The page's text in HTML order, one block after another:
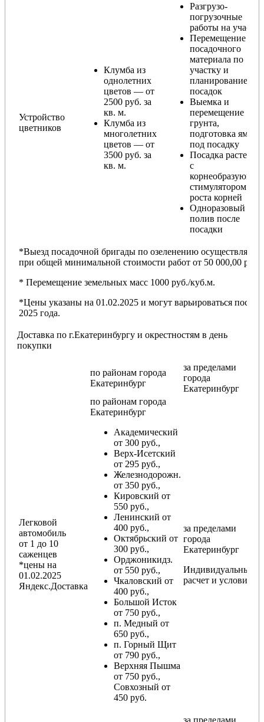
Устройство
цветников
Клумба из
однолетних
цветов — от
2500 руб. за
кв. м.
Клумба из
многолетних
цветов — от
3500 руб. за
кв. м.
Разгрузо-
погрузочные
работы на участке
Перемещение
посадочного
материала по
участку и
планирование
посадок
Выемка и
перемещение
грунта,
подготовка ямы
под посадку
Посадка растений
с
корнеобразующим
стимулятором
роста корней
Одноразовый
полив после
посадки
*Выезд посадочной бригады по озеленению осуществляется
при общей минимальной стоимости работ от 50 000,00 руб.
* Перемещение земельных масс 1000 руб./куб.м.
*Цены указаны на 01.02.2025 и могут варьироваться после
2025 года.
Доставка по г.Екатеринбургу и окрестностям в день
покупки
по районам города
Екатеринбург
за пределами
города
Екатеринбург
Легковой
автомобиль
от 1 до 10
саженцев
*цены на
01.02.2025
Яндекс.Доставка
по районам города
Екатеринбург
Академический
от 300 руб.,
Верх-Исетский
от 295 руб.,
Железнодорожн.
от 350 руб.,
Кировский от
550 руб.,
Ленинский от
400 руб.,
Октябрьский от
300 руб.,
Орджоникидз.
от 550 руб.,
Чкаловский от
400 руб.,
Большой Исток
от 750 руб.,
п. Медный от
650 руб.,
п. Горный Щит
от 790 руб.,
Верхняя Пышма
от 750 руб.,
Совхозный от
450 руб.
за пределами
города
Екатеринбург
Индивидуальный
расчет и условия
за пределами